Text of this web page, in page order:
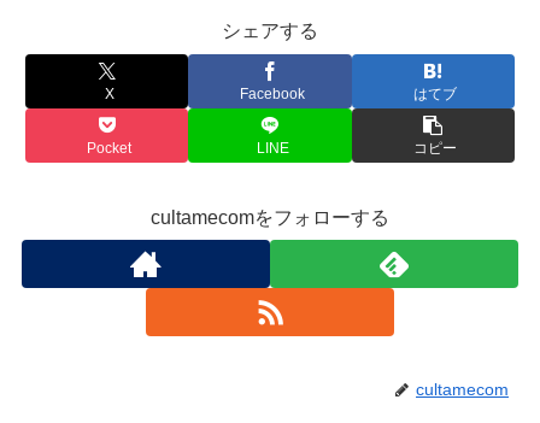
シェアする
X Facebook はてブ
Pocket LINE コピー
cultamecomをフォローする
cultamecom